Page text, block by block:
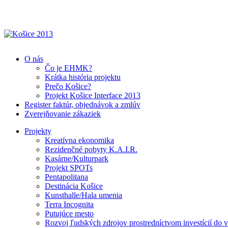
O nás
Čo je EHMK?
Krátka história projektu
Prečo Košice?
Projekt Košice Interface 2013
Register faktúr, objednávok a zmlúv
Zverejňovanie zákaziek
Projekty
Kreatívna ekonomika
Rezidenčné pobyty K.A.I.R.
Kasárne/Kulturpark
Projekt SPOTs
Pentapolitana
Destinácia Košice
Kunsthalle/Hala umenia
Terra Incognita
Putujúce mesto
Rozvoj ľudských zdrojov prostredníctvom investícií do